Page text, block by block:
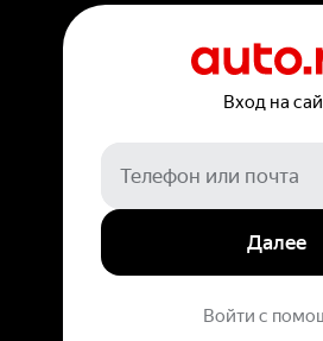
Вход на
Далее
Войти с